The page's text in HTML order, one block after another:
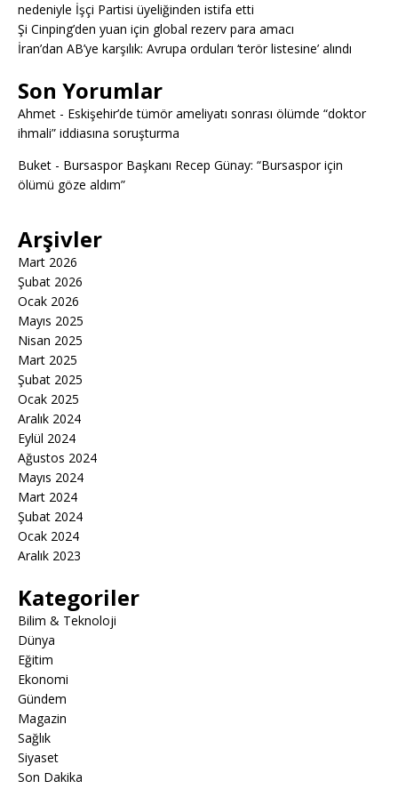
nedeniyle İşçi Partisi üyeliğinden istifa etti
Şi Cinping’den yuan için global rezerv para amacı
İran’dan AB’ye karşılık: Avrupa orduları ‘terör listesine’ alındı
Son Yorumlar
Ahmet - Eskişehir’de tümör ameliyatı sonrası ölümde “doktor
ihmali” iddiasına soruşturma
Buket - Bursaspor Başkanı Recep Günay: “Bursaspor için
ölümü göze aldım”
Arşivler
Mart 2026
Şubat 2026
Ocak 2026
Mayıs 2025
Nisan 2025
Mart 2025
Şubat 2025
Ocak 2025
Aralık 2024
Eylül 2024
Ağustos 2024
Mayıs 2024
Mart 2024
Şubat 2024
Ocak 2024
Aralık 2023
Kategoriler
Bilim & Teknoloji
Dünya
Eğitim
Ekonomi
Gündem
Magazin
Sağlık
Siyaset
Son Dakika